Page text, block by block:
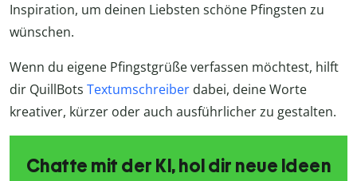
Inspiration, um deinen Liebsten schöne Pfingsten zu
wünschen.
Wenn du eigene Pfingstgrüße verfassen möchtest, hilft
dir QuillBots Textumschreiber dabei, deine Worte
kreativer, kürzer oder auch ausführlicher zu gestalten.
Chatte mit der KI, hol dir neue Ideen